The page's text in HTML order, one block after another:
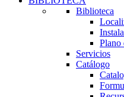
Biblioteca
Plano
Servicios
Catálogo